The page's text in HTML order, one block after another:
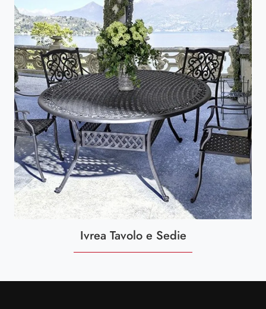
Ivrea Tavolo e Sedie